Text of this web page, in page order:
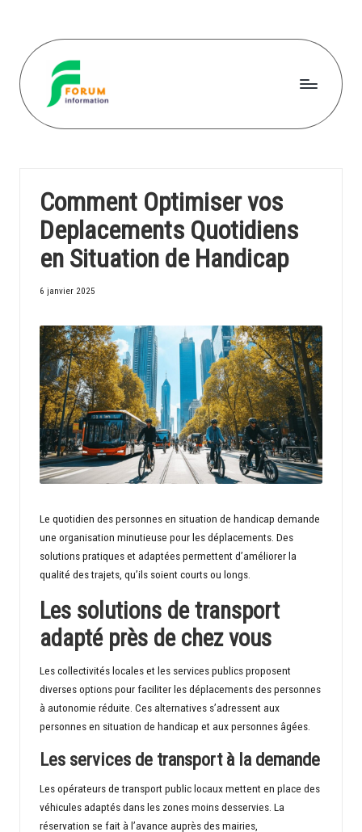
content
F
u
m
in
f
o
r
m
a
ti
o
n
Comment Optimiser vos
Deplacements Quotidiens
en Situation de Handicap
6 janvier 2025
Le quotidien des personnes en situation de handicap demande
une organisation minutieuse pour les déplacements. Des
solutions pratiques et adaptées permettent d’améliorer la
qualité des trajets, qu’ils soient courts ou longs.
Les solutions de transport
adapté près de chez vous
Les collectivités locales et les services publics proposent
diverses options pour faciliter les déplacements des personnes
à autonomie réduite. Ces alternatives s’adressent aux
personnes en situation de handicap et aux personnes âgées.
Les services de transport à la demande
Les opérateurs de transport public locaux mettent en place des
véhicules adaptés dans les zones moins desservies. La
réservation se fait à l’avance auprès des mairies,